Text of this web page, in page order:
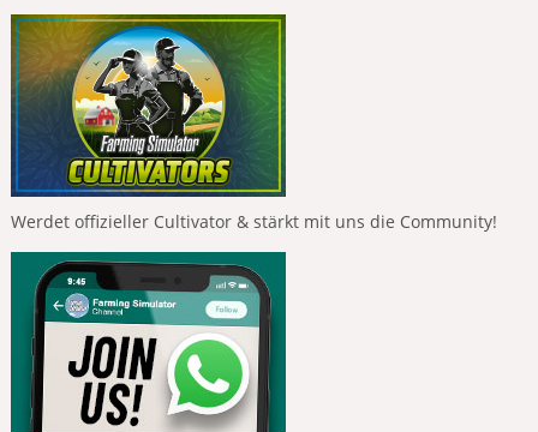
Werdet offizieller Cultivator & stärkt mit uns die Community!